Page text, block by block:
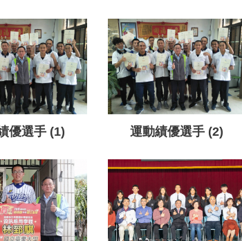
優選手 (1) 運動績優選手 (2)